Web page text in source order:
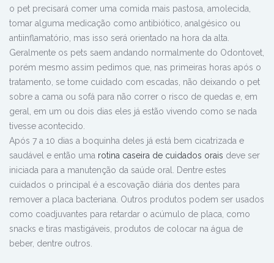
o pet precisará comer uma comida mais pastosa, amolecida,
tomar alguma medicação como antibiótico, analgésico ou
antiinflamatório, mas isso será orientado na hora da alta.
Geralmente os pets saem andando normalmente do Odontovet,
porém mesmo assim pedimos que, nas primeiras horas após o
tratamento, se tome cuidado com escadas, não deixando o pet
sobre a cama ou sofá para não correr o risco de quedas e, em
geral, em um ou dois dias eles já estão vivendo como se nada
tivesse acontecido.
Após 7 a 10 dias a boquinha deles já está bem cicatrizada e
saudável e então uma rotina caseira de cuidados orais deve ser
iniciada para a manutenção da saúde oral. Dentre estes
cuidados o principal é a escovação diária dos dentes para
remover a placa bacteriana. Outros produtos podem ser usados
como coadjuvantes para retardar o acúmulo de placa, como
snacks e tiras mastigáveis, produtos de colocar na água de
beber, dentre outros.